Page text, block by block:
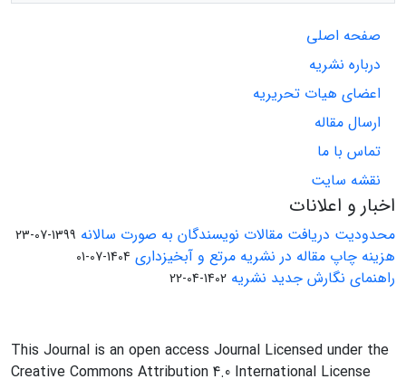
صفحه اصلی
درباره نشریه
اعضای هیات تحریریه
ارسال مقاله
تماس با ما
نقشه سایت
اخبار و اعلانات
محدودیت دریافت مقالات نویسندگان به صورت سالانه 1399-07-23
هزینه چاپ مقاله در نشریه مرتع و آبخیزداری 1404-07-01
راهنمای نگارش جدید نشریه 1402-04-22
This Journal is an open access Journal Licensed under the
Creative Commons Attribution 4.0 International License